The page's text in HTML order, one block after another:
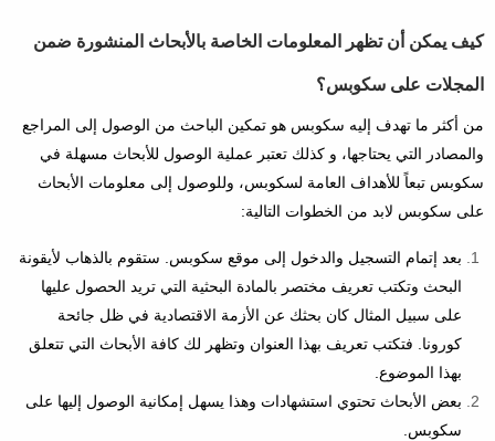
كيف يمكن أن تظهر المعلومات الخاصة بالأبحاث المنشورة ضمن
المجلات على سكوبس؟
من أكثر ما تهدف إليه سكوبس هو تمكين الباحث من الوصول إلى المراجع
والمصادر التي يحتاجها، و كذلك تعتبر عملية الوصول للأبحاث مسهلة في
سكوبس تبعاً للأهداف العامة لسكوبس، وللوصول إلى معلومات الأبحاث
على سكوبس لابد من الخطوات التالية:
بعد إتمام التسجيل والدخول إلى موقع سكوبس. ستقوم بالذهاب لأيقونة
البحث وتكتب تعريف مختصر بالمادة البحثية التي تريد الحصول عليها
على سبيل المثال كان بحثك عن الأزمة الاقتصادية في ظل جائحة
كورونا. فتكتب تعريف بهذا العنوان وتظهر لك كافة الأبحاث التي تتعلق
بهذا الموضوع.
بعض الأبحاث تحتوي استشهادات وهذا يسهل إمكانية الوصول إليها على
سكوبس.